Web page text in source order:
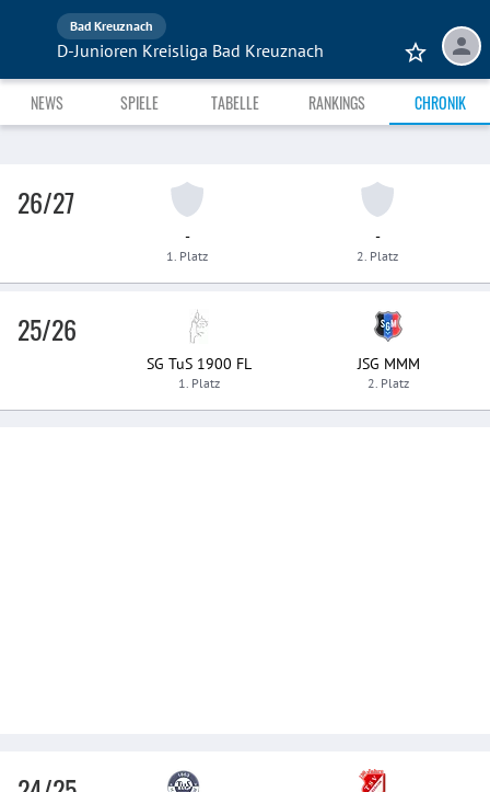
Bad Kreuznach
D-Junioren Kreisliga Bad Kreuznach
NEWS SPIELE TABELLE RANKINGS CHRONIK
26/27
-
1. Platz
-
2. Platz
25/26
SG TuS 1900 FL
1. Platz
JSG MMM
2. Platz